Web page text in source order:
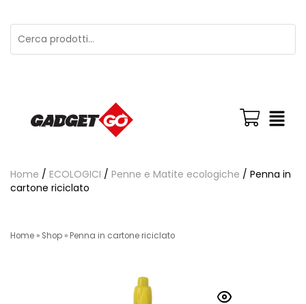
Home / ECOLOGICI / Penne e Matite ecologiche / Penna in
cartone riciclato
Home » Shop » Penna in cartone riciclato